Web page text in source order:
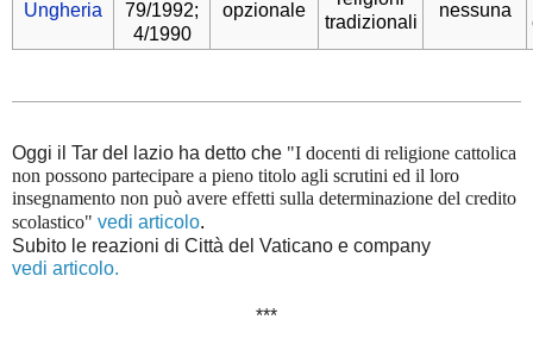
Ungheria
79/1992;
4/1990
opzionale
tradizionali
nessuna
Oggi il Tar del lazio ha detto che "I docenti di religione cattolica
non possono partecipare a pieno titolo agli scrutini ed il loro
insegnamento non può avere effetti sulla determinazione del credito
scolastico" vedi articolo.
Subito le reazioni di Città del Vaticano e company
vedi articolo.
***